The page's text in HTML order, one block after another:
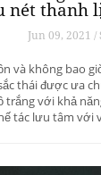
nét thanh
Jun 09, 2021 /
và không bao
thái được ưa
trắng với khả
tác lưu tâm với